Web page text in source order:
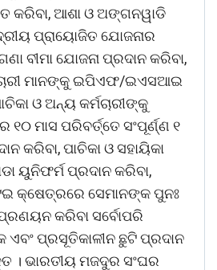
କରିବା, ଆଶା ଓ ଅଙ୍ଗନୱାଡି
ପ୍ରାୟୋଜିତ ଯୋଜନାର
ବୀମା ଯୋଜନା ପ୍ରଦାନ କରିବା,
ମାନଙ୍କୁ ଇପିଏଫ/ଇଏସଆଇ
ଓ ଅନ୍ୟ କର୍ମଚାରୀଙ୍କୁ
୧୦ ମାସ ପରିବର୍ତ୍ତେ ସଂପୂର୍ଣ୍ଣ ୧
କରିବା, ପାଚିକା ଓ ସହାୟିକା
ୟୁନିଫର୍ମ ପ୍ରଦାନ କରିବା,
କ୍ଷେତ୍ରରେ ସେମାନଙ୍କ ପୁନଃ
କରିବା ସର୍ବୋପରି
ପ୍ରସୂତିକାଳୀନ ଛୁଟି ପ୍ରଦାନ
। ଭାରତୀୟ ମଜଦୁର ସଂଘର